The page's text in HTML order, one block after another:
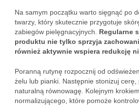
Na samym początku warto sięgnąć po
twarzy, który skutecznie przygotuje
zabiegów pielęgnacyjnych. Regularne
produktu nie tylko sprzyja
również aktywnie wspiera redukcję
Poranną rutynę rozpocznij od
żelu lub pianki. Następnie stonizuj cerę,
naturalną równowagę. Kolejnym
normalizującego, które pomoże